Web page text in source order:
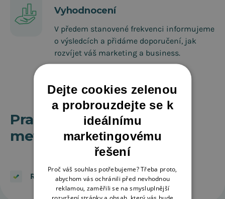
Vyhodnocení
V předem stanovené frekvenci informujeme
o výsledcích a přidáme doporučení, jak
rozvíjet váš marketing a business.
Pracujeme s o věřenými
metodami
RFM scoring
Dejte cookies zelenou
a probrouzdejte se k
ideálnímu
marketingovému
řešení
Proč váš souhlas potřebujeme? Třeba proto,
abychom vás ochránili před nevhodnou
reklamou, zaměřili se na smysluplnější
rozvržení stránky a obsah, který vás bude